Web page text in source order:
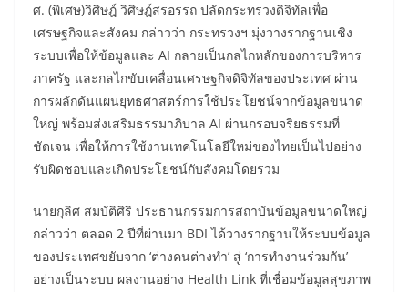
​ศ. (พิเศษ)วิศิษฎ์ วิศิษฎ์สรอรรถ ปลัดกระทรวงดิจิทัลเพื่อ
เศรษฐกิจและสังคม กล่าวว่า กระทรวงฯ มุ่งวางรากฐานเชิง
ระบบเพื่อให้ข้อมูลและ AI กลายเป็นกลไกหลักของการบริหาร
ภาครัฐ และกลไกขับเคลื่อนเศรษฐกิจดิจิทัลของประเทศ ผ่าน
การผลักดันแผนยุทธศาสตร์การใช้ประโยชน์จากข้อมูลขนาด
ใหญ่ พร้อมส่งเสริมธรรมาภิบาล AI ผ่านกรอบจริยธรรมที่
ชัดเจน เพื่อให้การใช้งานเทคโนโลยีใหม่ของไทยเป็นไปอย่าง
รับผิดชอบและเกิดประโยชน์กับสังคมโดยรวม
​นายกุลิศ สมบัติศิริ ประธานกรรมการสถาบันข้อมูลขนาดใหญ่
กล่าวว่า ตลอด 2 ปีที่ผ่านมา BDI ได้วางรากฐานให้ระบบข้อมูล
ของประเทศขยับจาก ‘ต่างคนต่างทำ’ สู่ ‘การทำงานร่วมกัน’
อย่างเป็นระบบ ผลงานอย่าง Health Link ที่เชื่อมข้อมูลสุขภาพ